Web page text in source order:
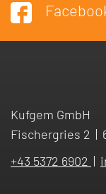
Kufgem GmbH
Fischergries 2 |
+43 5372 6902 |